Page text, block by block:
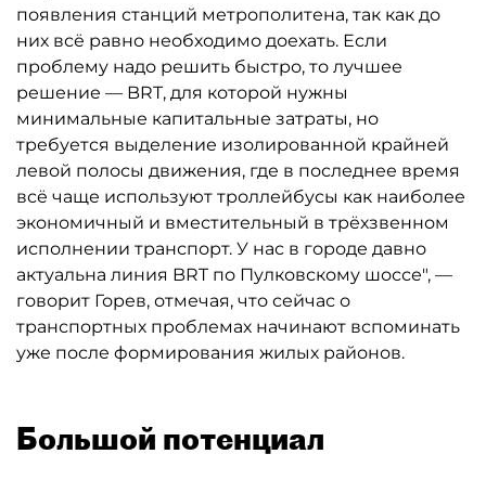
появления станций метрополитена, так как до
них всё равно необходимо доехать. Если
проблему надо решить быстро, то лучшее
решение — BRT, для которой нужны
минимальные капитальные затраты, но
требуется выделение изолированной крайней
левой полосы движения, где в последнее время
всё чаще используют троллейбусы как наиболее
экономичный и вместительный в трёхзвенном
исполнении транспорт. У нас в городе давно
актуальна линия BRT по Пулковскому шоссе", —
говорит Горев, отмечая, что сейчас о
транспортных проблемах начинают вспоминать
уже после формирования жилых районов.
Большой потенциал